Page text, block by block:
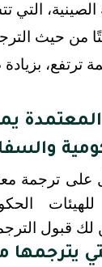
الصينية، التي
من حيث
ترتفع،
لك قبول